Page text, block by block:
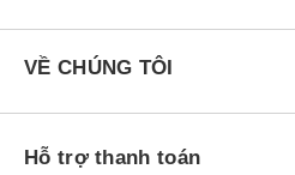
Không chỉ gây chú ý bởi thời
VỀ CHÚNG TÔI
Hỗ trợ thanh toán